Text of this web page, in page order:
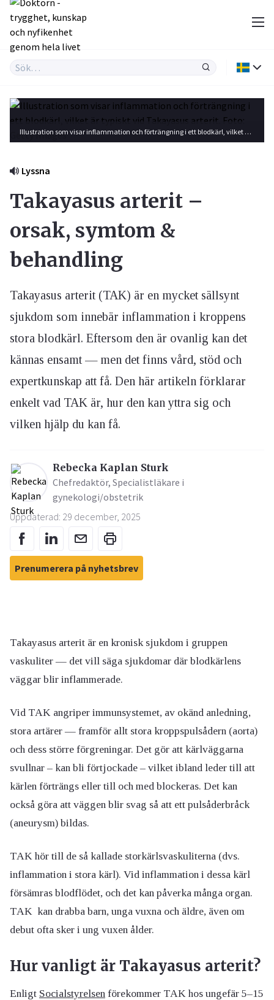
Illustration som visar inflammation och förträngning i ett blodkärl, vilket är typiskt vid Takayasus arterit. Foto: Getty Images
Lyssna
Takayasus arterit –
orsak, symtom &
behandling
Takayasus arterit (TAK) är en mycket sällsynt
sjukdom som innebär inflammation i kroppens
stora blodkärl. Eftersom den är ovanlig kan det
kännas ensamt — men det finns vård, stöd och
expertkunskap att få. Den här artikeln förklarar
enkelt vad TAK är, hur den kan yttra sig och
vilken hjälp du kan få.
Rebecka Kaplan Sturk
Chefredaktör, Specialistläkare i
gynekologi/obstetrik
Uppdaterad: 29 december, 2025
Prenumerera på nyhetsbrev
Takayasus arterit är en kronisk sjukdom i gruppen
vaskuliter — det vill säga sjukdomar där blodkärlens
väggar blir inflammerade.
Vid TAK angriper immunsystemet, av okänd anledning,
stora artärer — framför allt stora kroppspulsådern (aorta)
och dess större förgreningar. Det gör att kärlväggarna
svullnar – kan bli förtjockade – vilket ibland leder till att
kärlen förträngs eller till och med blockeras. Det kan
också göra att väggen blir svag så att ett pulsåderbråck
(aneurysm) bildas.
TAK hör till de så kallade storkärlsvaskuliterna (dvs.
inflammation i stora kärl). Vid inflammation i dessa kärl
försämras blodflödet, och det kan påverka många organ.
TAK kan drabba barn, unga vuxna och äldre, även om
debut ofta sker i ung vuxen ålder.
Hur vanligt är Takayasus arterit?
Enligt Socialstyrelsen förekommer TAK hos ungefär 5–15